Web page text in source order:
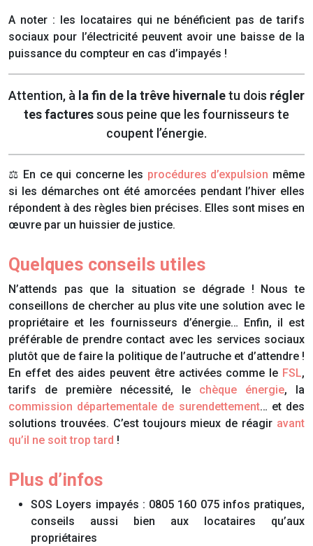
A noter : les locataires qui ne bénéficient pas de tarifs
sociaux pour l’électricité peuvent avoir une baisse de la
puissance du compteur en cas d’impayés !
Attention, à la fin de la trêve hivernaletu dois régler
tes facturessous peine que les fournisseurs te
coupent l’énergie.
⚖️ En ce qui concerne les procédures d’expulsion même
si les démarches ont été amorcées pendant l’hiver elles
répondent à des règles bien précises. Elles sont mises en
œuvre par un huissier de justice.
Quelques conseils utiles
N’attends pas que la situation se dégrade ! Nous te
conseillons de chercher au plus vite une solution avec le
propriétaire et les fournisseurs d’énergie… Enfin, il est
préférable de prendre contact avec les services sociaux
plutôt que de faire la politique de l’autruche et d’attendre !
En effet des aides peuvent être activées comme le FSL,
tarifs de première nécessité, le chèque énergie, la
commission départementale de surendettement… et des
solutions trouvées. C’est toujours mieux de réagir avant
qu’il ne soit trop tard !
Plus d’infos
SOS Loyers impayés : 0805 160 075 infos pratiques,
conseils aussi bien aux locataires qu’aux
propriétaires